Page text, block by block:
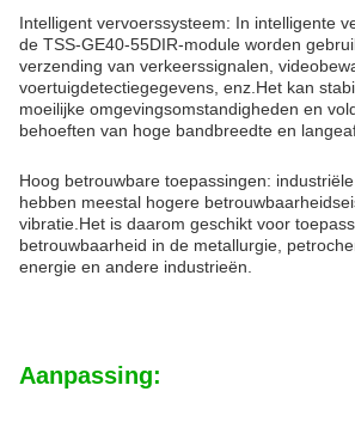
Intelligent vervoerssysteem: In intelligente
de TSS-GE40-55DIR-module worden
verzending van verkeerssignalen,
voertuigdetectiegegevens, enz.Het kan
moeilijke omgevingsomstandigheden en
behoeften van hoge bandbreedte en
Hoog betrouwbare toepassingen:
hebben meestal hogere
vibratie.Het is daarom geschikt voor
betrouwbaarheid in de metallurgie,
energie en andere industrieën.
Aanpassing: